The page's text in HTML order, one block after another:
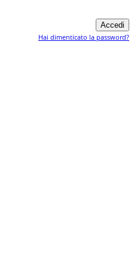
Hai dimenticato la password?